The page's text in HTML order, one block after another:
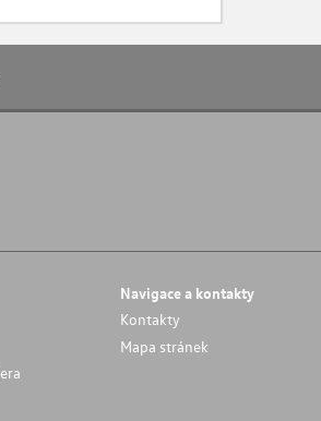
Navigace a kontakty
Kontakty
Mapa stránek